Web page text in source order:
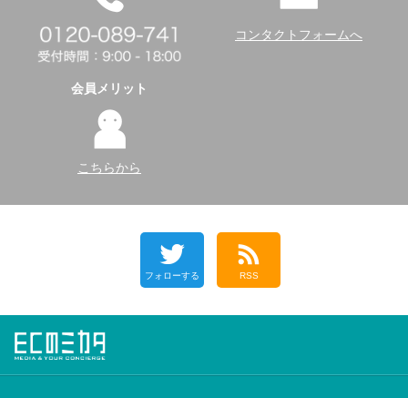
コンタクトフォームへ
会員メリット
こちらから
フォローする RSS